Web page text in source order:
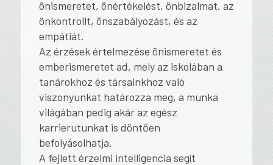
önismeretet, önértékelést, önbizalmat, az
önkontrollt, önszabályozást, és az
empátiát.
Az érzések értelmezése önismeretet és
emberismeretet ad, mely az iskolában a
tanárokhoz és társainkhoz való
viszonyunkat határozza meg, a munka
világában pedig akár az egész
karrierutunkat is döntően
befolyásolhatja.
A fejlett érzelmi intelligencia segít